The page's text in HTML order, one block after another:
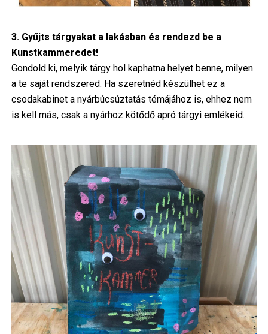
3. Gyűjts tárgyakat a lakásban és rendezd be a
Kunstkammeredet!
Gondold ki, melyik tárgy hol kaphatna helyet benne, milyen
a te saját rendszered. Ha szeretnéd készülhet ez a
csodakabinet a nyárbúcsúztatás témájához is, ehhez nem
is kell más, csak a nyárhoz kötődő apró tárgyi emlékeid.
Image